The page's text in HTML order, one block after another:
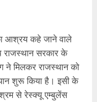
आश्रय कहे जाने वाले
सरकार के
ने मिलकर राजस्थान को
शुरू किया है। इसी के
से रेस्क्यू एम्बुलेंस